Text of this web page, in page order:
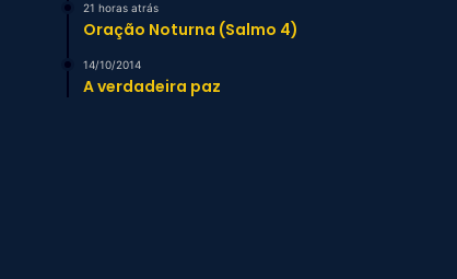
21 horas atrás
Oração Noturna (Salmo 4)
14/10/2014
A verdadeira paz